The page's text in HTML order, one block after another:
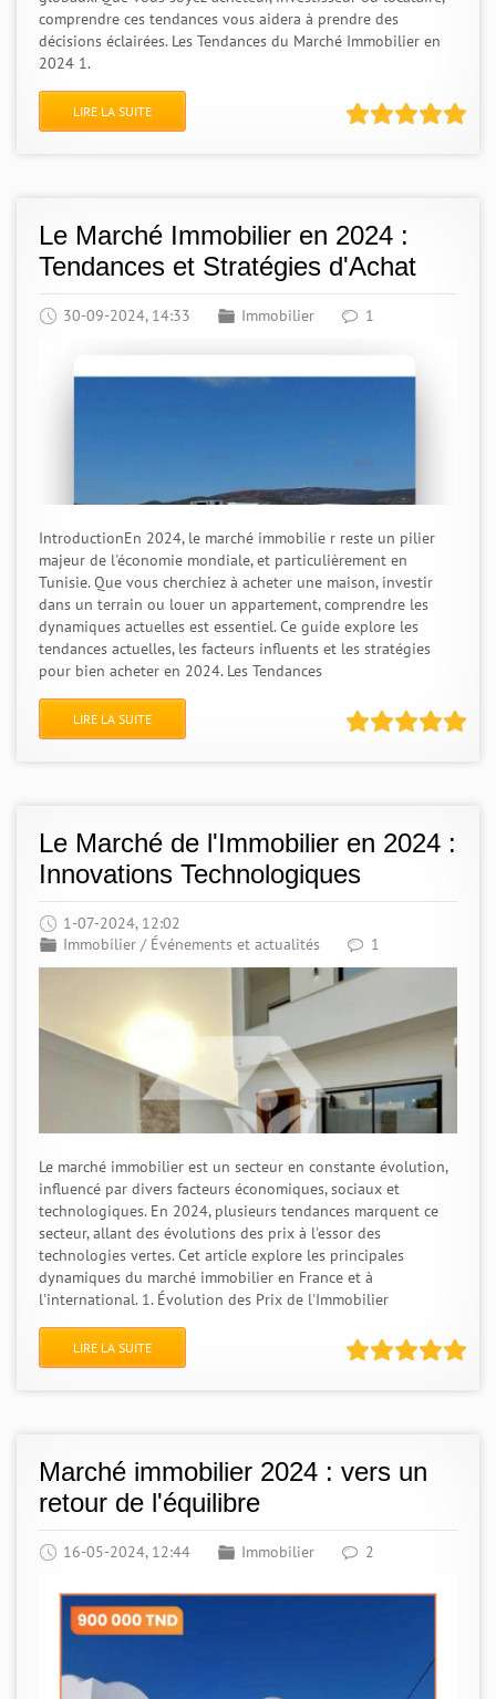
comprendre ces tendances vous aidera à prendre des
décisions éclairées. Les Tendances du Marché Immobilier en
2024 1.
LIRE LA SUITE
Le Marché Immobilier en 2024 :
Tendances et Stratégies d'Achat
30-09-2024, 14:33 Immobilier 1
IntroductionEn 2024, le marché immobilie r reste un pilier
majeur de l'économie mondiale, et particulièrement en
Tunisie. Que vous cherchiez à acheter une maison, investir
dans un terrain ou louer un appartement, comprendre les
dynamiques actuelles est essentiel. Ce guide explore les
tendances actuelles, les facteurs influents et les stratégies
pour bien acheter en 2024. Les Tendances
LIRE LA SUITE
Le Marché de l'Immobilier en 2024 :
Innovations Technologiques
1-07-2024, 12:02
Immobilier / Événements et actualités 1
Le marché immobilier est un secteur en constante évolution,
influencé par divers facteurs économiques, sociaux et
technologiques. En 2024, plusieurs tendances marquent ce
secteur, allant des évolutions des prix à l'essor des
technologies vertes. Cet article explore les principales
dynamiques du marché immobilier en France et à
l'international. 1. Évolution des Prix de l'Immobilier
LIRE LA SUITE
Marché immobilier 2024 : vers un
retour de l'équilibre
16-05-2024, 12:44 Immobilier 2